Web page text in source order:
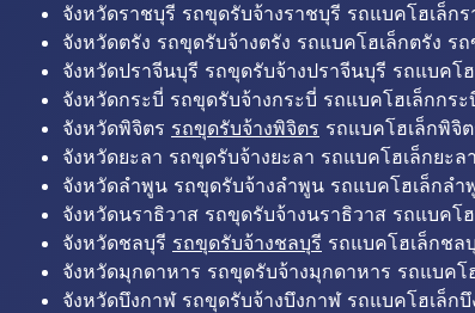
จังหวัดราชบุรี รถขุดรับจ้างราชบุรี รถแบคโฮเล็ก
จังหวัดตรัง รถขุดรับจ้างตรัง รถแบคโฮเล็กตรัง ร
จังหวัดปราจีนบุรี รถขุดรับจ้างปราจีนบุรี รถแบคโ
จังหวัดกระบี่ รถขุดรับจ้างกระบี่ รถแบคโฮเล็กกร
จังหวัดพิจิตร รถขุดรับจ้างพิจิตร รถแบคโฮเล็กพิจิ
จังหวัดยะลา รถขุดรับจ้างยะลา รถแบคโฮเล็กยะ
จังหวัดลำพูน รถขุดรับจ้างลำพูน รถแบคโฮเล็กล
จังหวัดนราธิวาส รถขุดรับจ้างนราธิวาส รถแบคโ
จังหวัดชลบุรี รถขุดรับจ้างชลบุรี รถแบคโฮเล็กชล
จังหวัดมุกดาหาร รถขุดรับจ้างมุกดาหาร รถแบค
จังหวัดบึงกาฬ รถขุดรับจ้างบึงกาฬ รถแบคโฮเล็ก